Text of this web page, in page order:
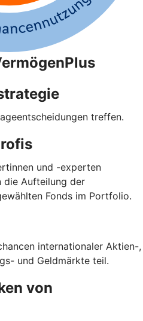
treffen.
und -experten
die Aufteilung der
Fonds im Portfolio.
internationaler Aktien-,
und Geldmärkte teil.
von